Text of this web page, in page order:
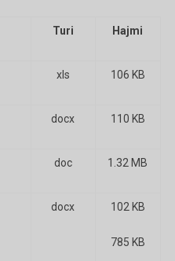
2018-
Ga
Turi Hajmi
xls 106 KB
docx 110 KB
doc 1.32 MB
docx 102 KB
785 KB